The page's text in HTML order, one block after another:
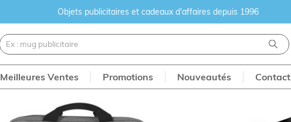
Objets publicitaires et cadeaux d'affaires depuis 1996
Meilleures Ventes Promotions Nouveautés Contact